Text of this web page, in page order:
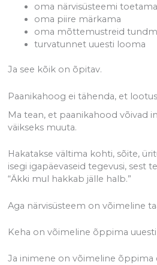
oma närvisüsteemi toetama
oma piire märkama
oma mõttemustreid
turvatunnet uuesti looma
Ja see kõik on õpitav.
Paanikahoog ei tähenda, et
Ma tean, et paanikahood võivad
väikseks muuta.
Hakatakse vältima kohti, sõite,
isegi igapäevaseid tegevusi, sest
“Äkki mul hakkab jälle halb.”
Aga närvisüsteem on võimeline
Keha on võimeline õppima
Ja inimene on võimeline õppima